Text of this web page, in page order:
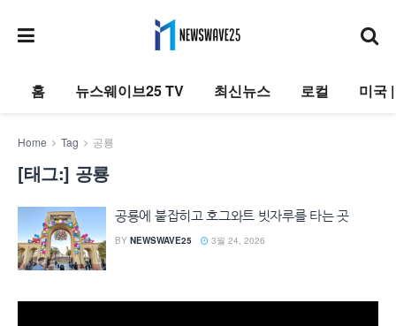
홈 뉴스웨이브25 TV 최신뉴스 로컬 미국
Home Tag 공룡
[태그:] 공룡
공룡에 붙잡히고 호그와트 빗자루를 타는 곳
BY NEWSWAVE25 3월 24, 2026